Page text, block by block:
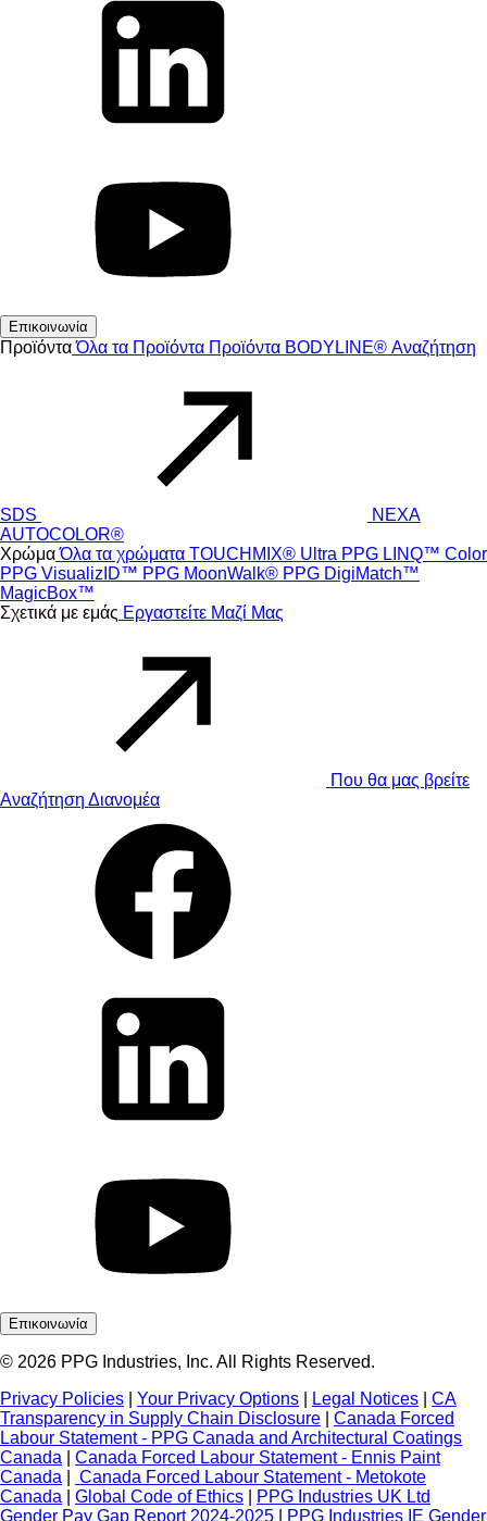
Επικοινωνία
ΠροϊόνταΌλα τα Προϊόντα Προϊόντα BODYLINE® Αναζήτηση
SDS
NEXA
AUTOCOLOR®
ΧρώμαΌλα τα χρώματα TOUCHMIX® Ultra PPG LINQ™ Color
PPG VisualizID™ PPG MoonWalk® PPG DigiMatch™
MagicBox™
Σχετικά με εμάς Εργαστείτε Μαζί Μας
Που θα μας βρείτε
Αναζήτηση Διανομέα
Επικοινωνία
© 2026 PPG Industries, Inc. All Rights Reserved.
Privacy Policies
Your Privacy Options Legal Notices
CA
Transparency in Supply Chain Disclosure
Canada Forced
Labour Statement - PPG Canada and Architectural Coatings
Canada
Canada Forced Labour Statement - Ennis Paint
Canada
Canada Forced Labour Statement - Metokote
Canada
Global Code of Ethics
PPG Industries UK Ltd
Gender Pay Gap Report 2024-2025
PPG Industries IE Gender